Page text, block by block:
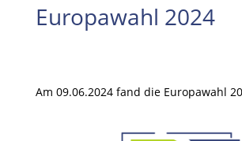
Europawahl 2024
Am 09.06.2024 fand die Europawahl